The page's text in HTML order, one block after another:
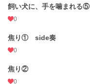
飼い犬に、手を噛まれる⑤
0
焦り① side奏
0
焦り②
0